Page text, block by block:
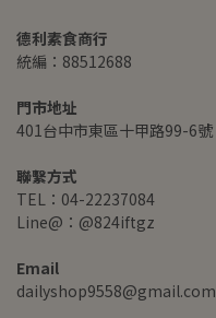
德利素食商行
統編：88512688
門市地址
401台中市東區十甲路99-6號
聯繫方式
TEL：04-22237084
Line@：@824iftgz
Email
dailyshop9558@gmail.com